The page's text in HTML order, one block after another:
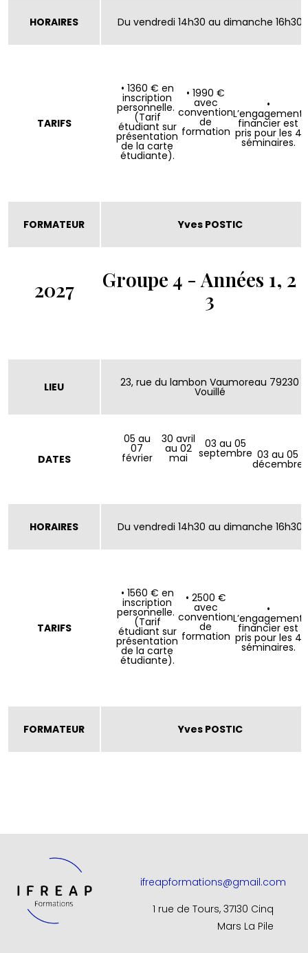
HORAIRES Du vendredi 14h30 au dimanche 16h30
TARIFS
• 1360 € en
inscription
personnelle.
(Tarif
étudiant sur
présentation
de la carte
étudiante).
• 1990 €
avec
convention
de
formation
•
L’engagement
financier est
pris pour les 4
séminaires.
FORMATEUR Yves POSTIC
2027
Groupe 4 - Années 1, 2
3
LIEU 23, rue du lambon Vaumoreau 79230
Vouillé
DATES
05 au
07
février
30 avril
au 02
mai
03 au 05
septembre 03 au 05
décembre
HORAIRES Du vendredi 14h30 au dimanche 16h30
TARIFS
• 1560 € en
inscription
personnelle.
(Tarif
étudiant sur
présentation
de la carte
étudiante).
• 2500 €
avec
convention
de
formation
•
L’engagement
financier est
pris pour les 4
séminaires.
FORMATEUR Yves POSTIC
ifreapformations@gmail.com
1 rue de Tours, 37130 Cinq
Mars La Pile